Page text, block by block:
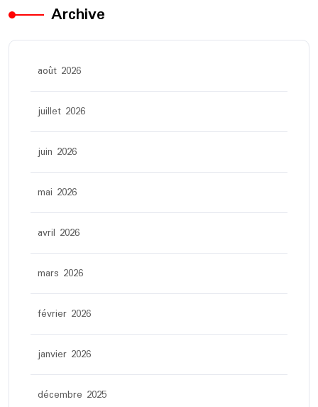
Archive
août 2026
juillet 2026
juin 2026
mai 2026
avril 2026
mars 2026
février 2026
janvier 2026
décembre 2025